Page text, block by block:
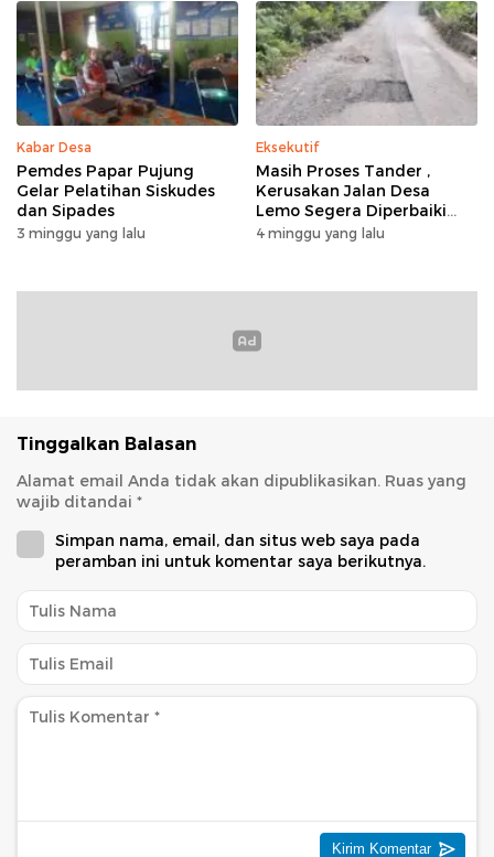
Kabar Desa
Pemdes Papar Pujung
Gelar Pelatihan Siskudes
dan Sipades
3 minggu yang lalu
Eksekutif
Masih Proses Tander ,
Kerusakan Jalan Desa
Lemo Segera Diperbaiki
Tahun Ini
4 minggu yang lalu
Tinggalkan Balasan
Alamat email Anda tidak akan dipublikasikan. Ruas yang
wajib ditandai *
Simpan nama, email, dan situs web saya pada
peramban ini untuk komentar saya berikutnya.